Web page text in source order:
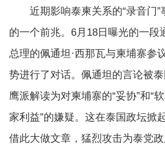
近期影响泰柬关系的“录音门”
的一个前兆。6月18日曝光的一段
总理的佩通坦·西那瓦与柬埔寨参
势进行了对话。佩通坦的言论被
鹰派解读为对柬埔寨的“妥协”和“
家利益”的嫌疑。这在泰国政坛掀
借此大做文章，猛烈攻击为泰党